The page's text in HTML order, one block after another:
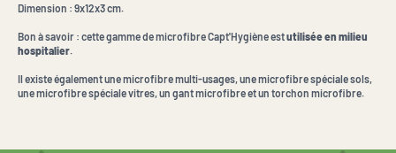
Dimension : 9x12x3 cm.
Bon à savoir : cette gamme de microfibre Capt'Hygiène estutilisée en milieu
hospitalier
Il existe également une microfibre multi-usages, une microfibre spéciale sols,
une microfibre spéciale vitres, un gant microfibre et un torchon microfibre.